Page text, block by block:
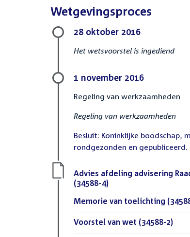
Wetgevingsproces
28 oktober 2016
Het wetsvoorstel is ingediend
1 november 2016
Regeling van werkzaamheden
Regeling van werkzaamheden
Besluit: Koninklijke boodschap,
rondgezonden en gepubliceerd.
Download
bestand:
Advies afdeling advisering
(34588-4)
Download
bestand:
Memorie van toelichting
Download
bestand:
Voorstel van wet (34588-2)